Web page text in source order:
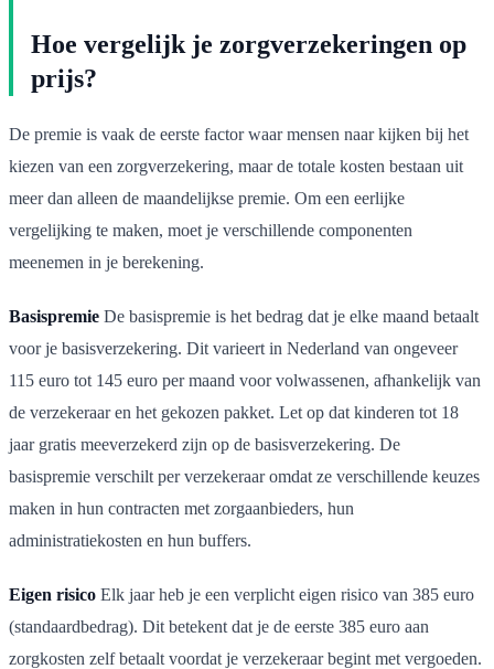
Hoe vergelijk je zorgverzekeringen op
prijs?
De premie is vaak de eerste factor waar mensen naar kijken bij het
kiezen van een zorgverzekering, maar de totale kosten bestaan uit
meer dan alleen de maandelijkse premie. Om een eerlijke
vergelijking te maken, moet je verschillende componenten
meenemen in je berekening.
Basispremie De basispremie is het bedrag dat je elke maand betaalt
voor je basisverzekering. Dit varieert in Nederland van ongeveer
115 euro tot 145 euro per maand voor volwassenen, afhankelijk van
de verzekeraar en het gekozen pakket. Let op dat kinderen tot 18
jaar gratis meeverzekerd zijn op de basisverzekering. De
basispremie verschilt per verzekeraar omdat ze verschillende keuzes
maken in hun contracten met zorgaanbieders, hun
administratiekosten en hun buffers.
Eigen risico Elk jaar heb je een verplicht eigen risico van 385 euro
(standaardbedrag). Dit betekent dat je de eerste 385 euro aan
zorgkosten zelf betaalt voordat je verzekeraar begint met vergoeden.